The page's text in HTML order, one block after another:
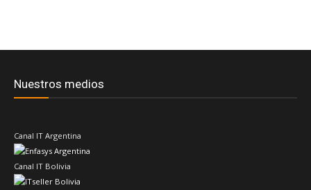
Nuestros medios
Canal IT Argentina
Canal IT Bolivia